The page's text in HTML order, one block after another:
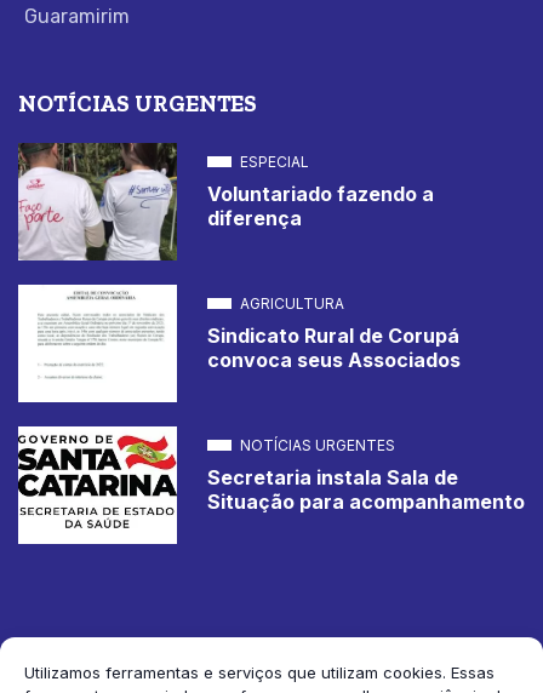
Utilizamos ferramentas e serviços que utilizam cookies. Essas
Guaramirim
NOTÍCIAS URGENTES
ESPECIAL
Voluntariado fazendo a
diferença
AGRICULTURA
Sindicato Rural de Corupá
convoca seus Associados
NOTÍCIAS URGENTES
Secretaria instala Sala de
Situação para acompanhamento